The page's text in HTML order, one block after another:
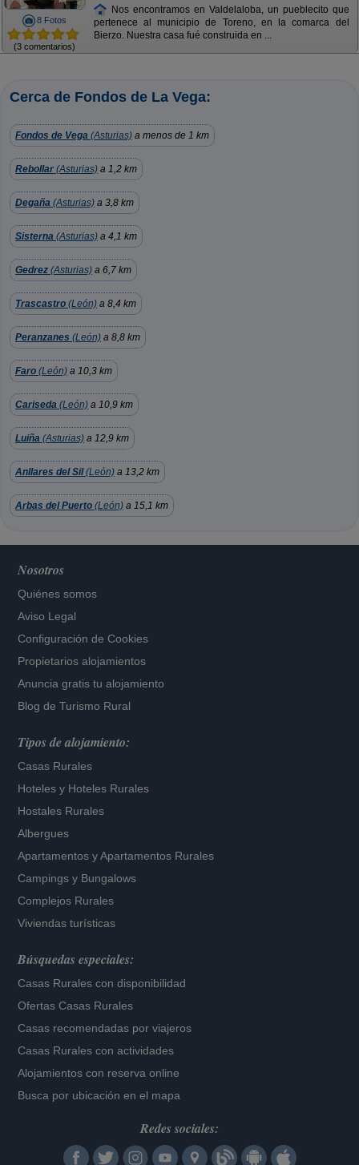
8 Fotos
(3 comentarios)
Nos encontramos en Valdelaloba, un pueblecito que
pertenece al municipio de Toreno, en la comarca del
Bierzo. Nuestra casa fué construida en ...
Cerca de Fondos de La Vega:
Fondos de Vega (Asturias) a menos de 1 km
Rebollar (Asturias) a 1,2 km
Degaña (Asturias) a 3,8 km
Sisterna (Asturias) a 4,1 km
Gedrez (Asturias) a 6,7 km
Trascastro (León) a 8,4 km
Peranzanes (León) a 8,8 km
Faro (León) a 10,3 km
Cariseda (León) a 10,9 km
Luiña (Asturias) a 12,9 km
Anllares del Sil(León) a 13,2 km
Arbas del Puerto (León) a 15,1 km
Nosotros
Quiénes somos
Aviso Legal
Configuración de Cookies
Propietarios alojamientos
Anuncia gratis tu alojamiento
Blog de Turismo Rural
Tipos de alojamiento:
Casas Rurales
Hoteles y Hoteles Rurales
Hostales Rurales
Albergues
Apartamentos yApartamentos Rurales
Campings y Bungalows
Complejos Rurales
Viviendas turísticas
Búsquedas especiales:
Casas Rurales con disponibilidad
Ofertas Casas Rurales
Casas recomendadas por viajeros
Casas Rurales con actividades
Alojamientos con reserva online
Busca por ubicación en el mapa
Redes sociales: